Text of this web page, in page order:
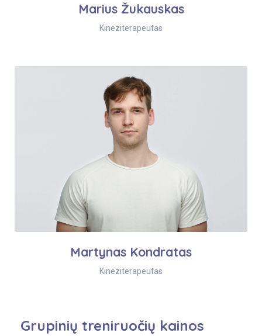
Marius Žukauskas
Kineziterapeutas
Martynas Kondratas
Kineziterapeutas
Grupinių treniruočių kainos